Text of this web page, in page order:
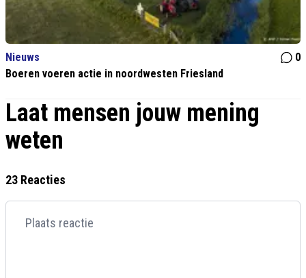
Nieuws
0
Boeren voeren actie in noordwesten Friesland
Laat mensen jouw mening
weten
23 Reacties